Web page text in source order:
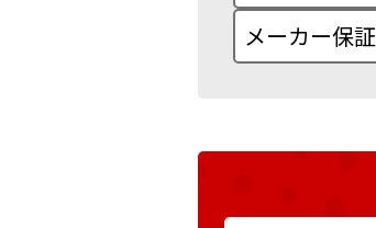
メーカー保証